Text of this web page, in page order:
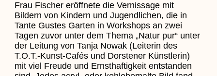
Frau Fischer eröffnete die Vernissage mit
Bildern von Kindern und Jugendlichen, die in
Tante Gustes Garten in Workshops an zwei
Tagen zuvor unter dem Thema „Natur pur“ unter
der Leitung von Tanja Nowak (Leiterin des
T.O.T.-Kunst-Cafés und Dorstener Künstlerin)
mit viel Freude und Ernsthaftigkeit entstanden